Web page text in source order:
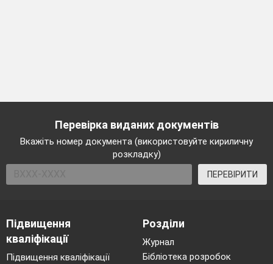
Перевірка виданих документів
Вкажіть номер документа (використовуйте кириличну
розкладку)
ПЕРЕВІРИТИ
Підвищення
кваліфікації
Підвищення кваліфікації
Розділи
Журнал
Бібліотека розробок